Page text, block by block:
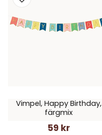
Vimpel, Happy Birthday,
färgmix
59 kr